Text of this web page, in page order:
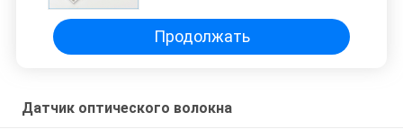
Продолжать
Датчик оптического волокна